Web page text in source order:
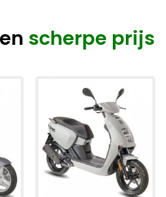
scherpe prijs